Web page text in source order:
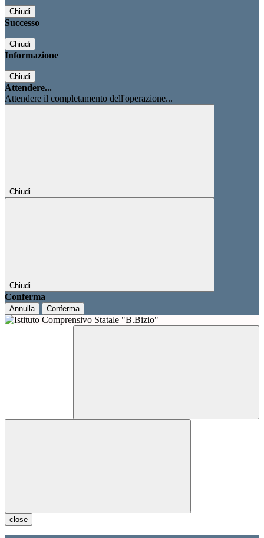
Chiudi
Successo
Chiudi
Informazione
Chiudi
Attendere...
Attendere il completamento dell'operazione...
Chiudi
Chiudi
Conferma
Annulla Conferma
close